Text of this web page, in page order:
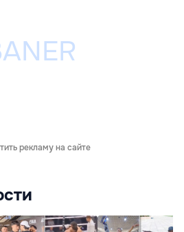
рекламу на сайте